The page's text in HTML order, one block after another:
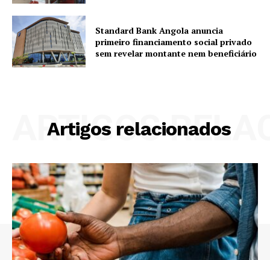
Standard Bank Angola anuncia
primeiro financiamento social privado
sem revelar montante nem beneficiário
Artigos relacionados
ARTIGOS